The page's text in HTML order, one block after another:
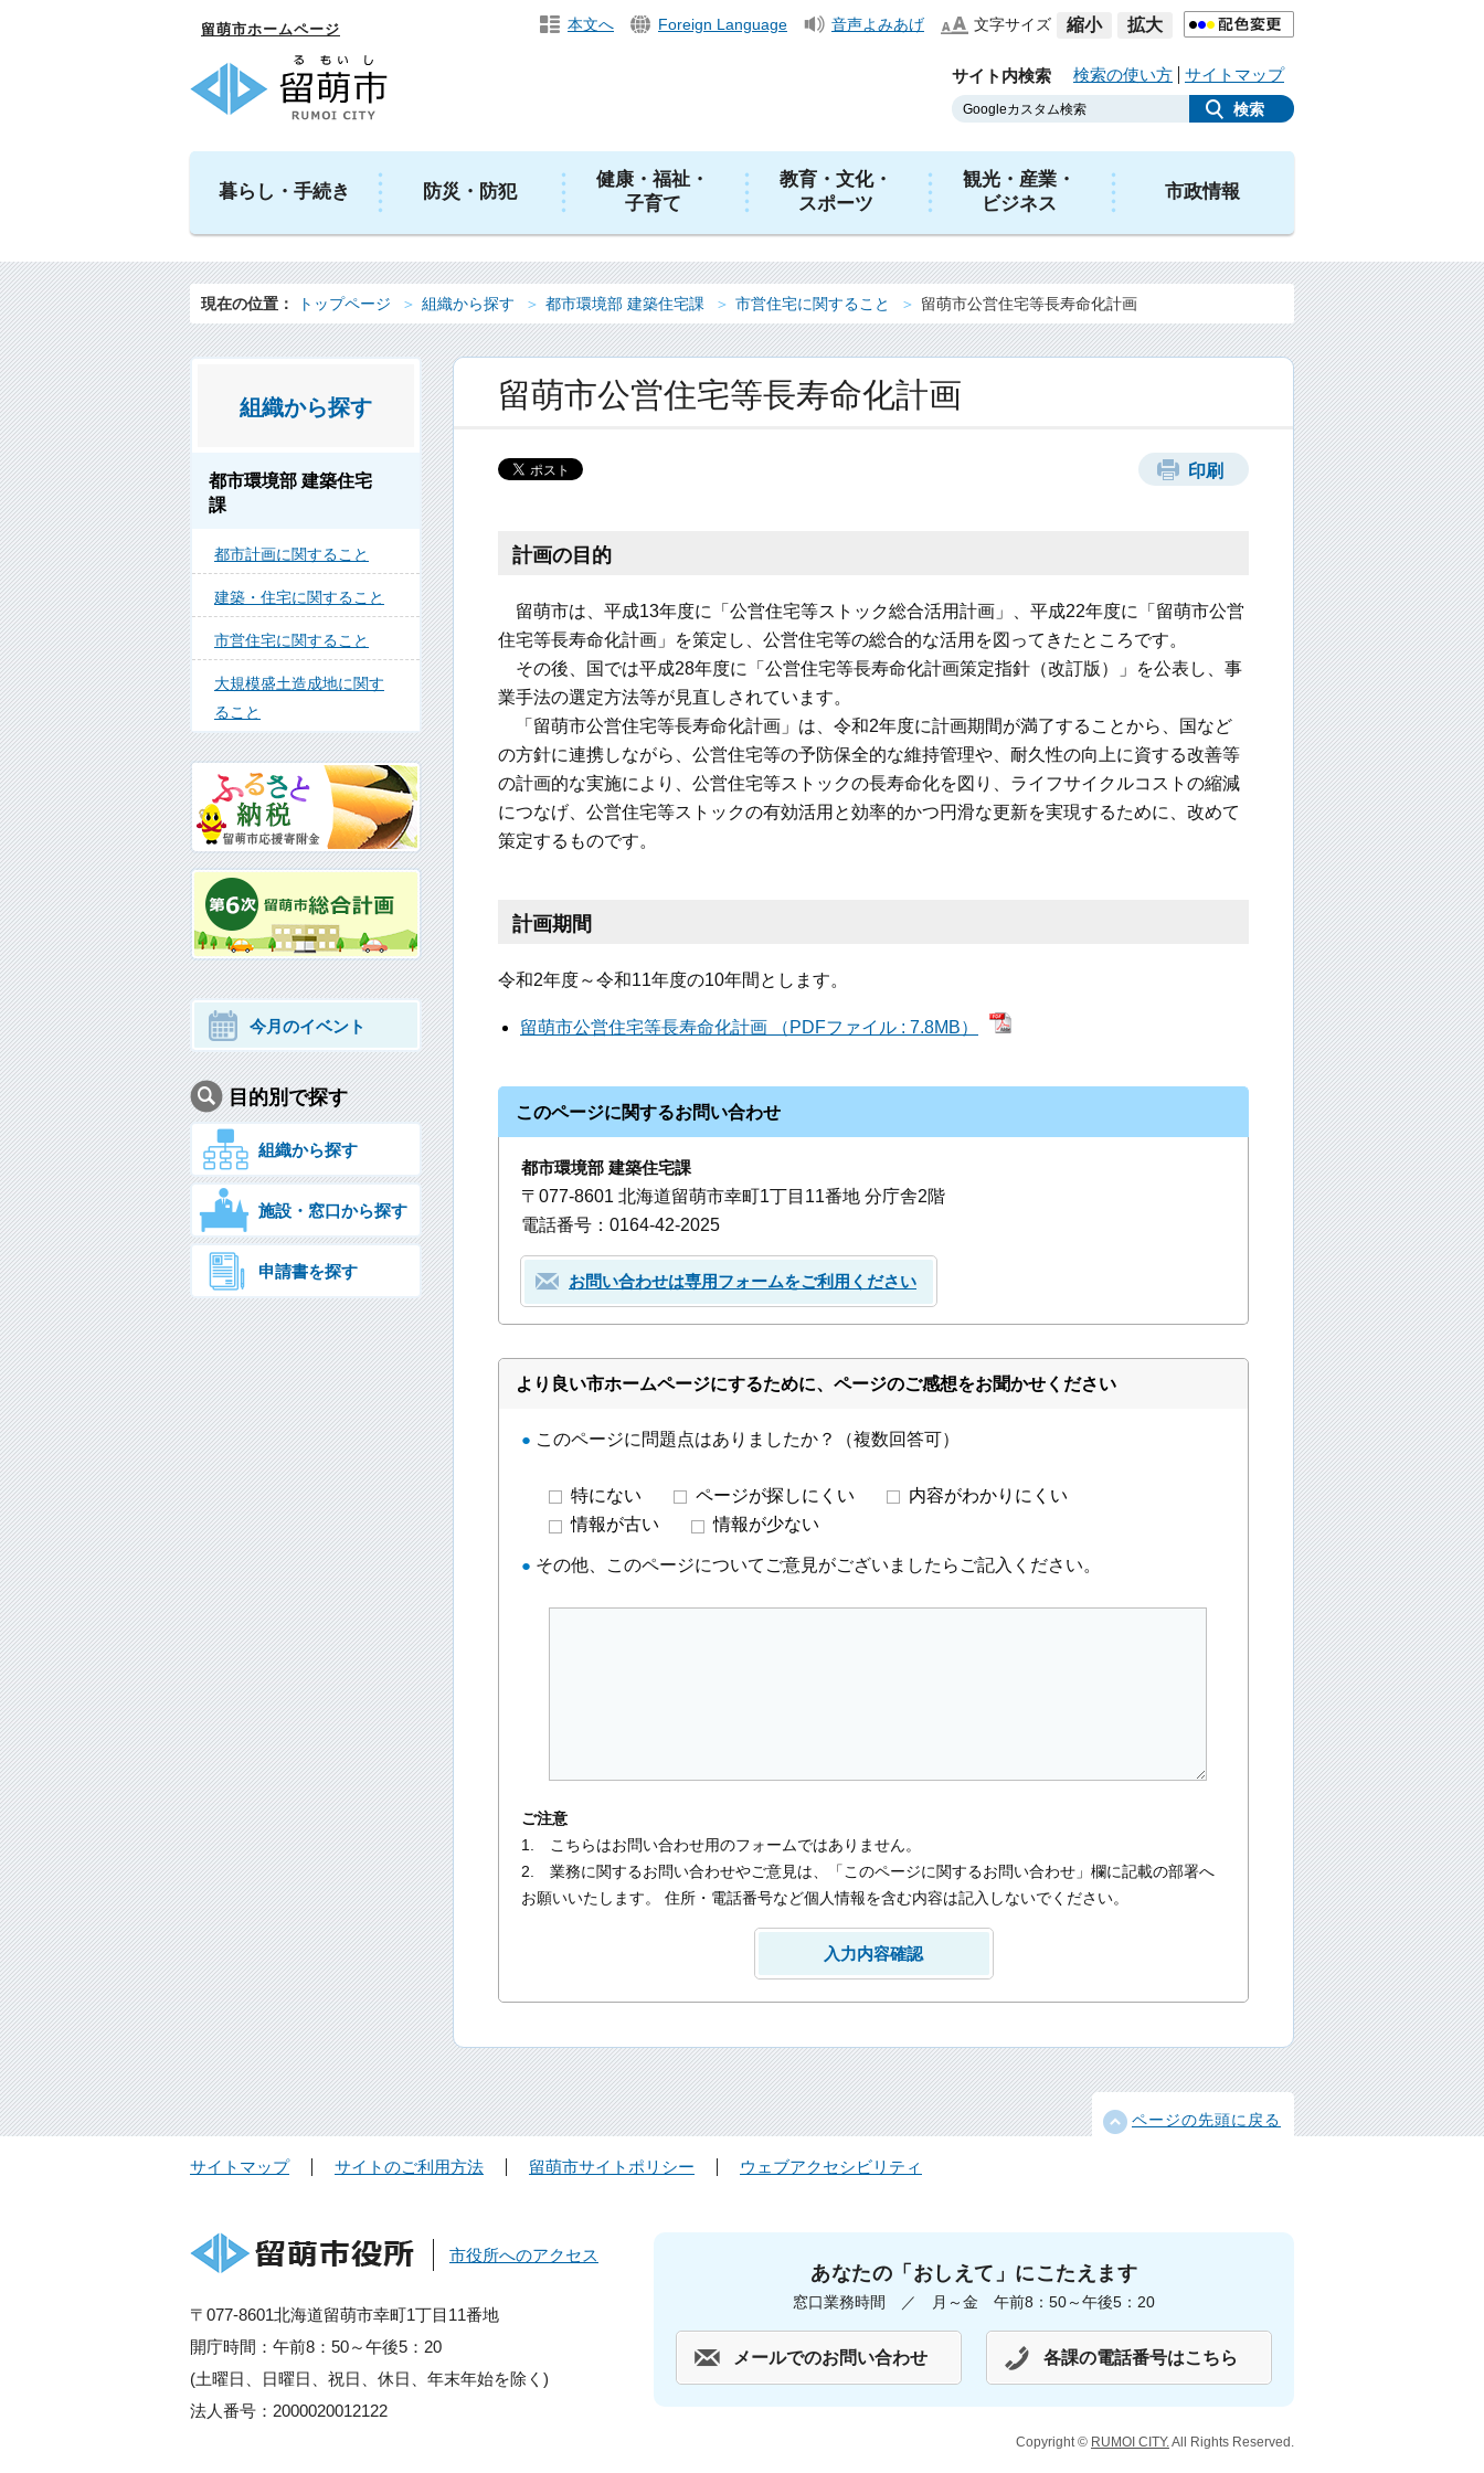
留萌市ホームページ 本文へ Foreign Language 音声よみあげ 文字サイズ 縮小 拡大
サイト内検索 検索の使い方 サイトマップ
暮らし・手続き 防災・防犯
健康・福祉・
子育て
教育・文化・
スポーツ
観光・産業・
ビジネス
市政情報
現在の位置： トップページ 組織から探す 都市環境部 建築住宅課 市営住宅に関すること 留萌市公営住宅等長寿命化計画
留萌市公営住宅等長寿命化計画
印刷
計画の目的
留萌市は、平成13年度に「公営住宅等ストック総合活用計画」、平成22年度に「留萌市公営
住宅等長寿命化計画」を策定し、公営住宅等の総合的な活用を図ってきたところです。
その後、国では平成28年度に「公営住宅等長寿命化計画策定指針（改訂版）」を公表し、事
業手法の選定方法等が見直しされています。
「留萌市公営住宅等長寿命化計画」は、令和2年度に計画期間が満了することから、国など
の方針に連携しながら、公営住宅等の予防保全的な維持管理や、耐久性の向上に資する改善等
の計画的な実施により、公営住宅等ストックの長寿命化を図り、ライフサイクルコストの縮減
につなげ、公営住宅等ストックの有効活用と効率的かつ円滑な更新を実現するために、改めて
策定するものです。
計画期間
令和2年度～令和11年度の10年間とします。
留萌市公営住宅等長寿命化計画 （PDFファイル : 7.8MB）
このページに関するお問い合わせ
都市環境部 建築住宅課
〒077-8601 北海道留萌市幸町1丁目11番地 分庁舎2階
電話番号：0164-42-2025
お問い合わせは専用フォームをご利用ください
より良い市ホームページにするために、ページのご感想をお聞かせください
● このページに問題点はありましたか？（複数回答可）
特にない ページが探しにくい
内容がわかりにくい
情報が古い
情報が少ない
● その他、このページについてご意見がございましたらご記入ください。
ご注意
1. こちらはお問い合わせ用のフォームではありません。
2. 業務に関するお問い合わせやご意見は、「このページに関するお問い合わせ」欄に記載の部署へ
お願いいたします。 住所・電話番号など個人情報を含む内容は記入しないでください。
組織から探す
都市環境部 建築住宅
課
都市計画に関すること
建築・住宅に関すること
市営住宅に関すること
大規模盛土造成地に関す
ること
今月のイベント
目的別で探す
組織から探す
施設・窓口から探す
申請書を探す
ページの先頭に戻る
サイトマップ サイトのご利用方法 留萌市サイトポリシー ウェブアクセシビリティ
市役所へのアクセス
〒077-8601北海道留萌市幸町1丁目11番地
開庁時間：午前8：50～午後5：20
(土曜日、日曜日、祝日、休日、年末年始を除く)
法人番号：2000020012122
あなたの「おしえて」にこたえます
窓口業務時間 ／ 月～金 午前8：50～午後5：20
メールでのお問い合わせ 各課の電話番号はこちら
Copyright © RUMOI CITY. All Rights Reserved.